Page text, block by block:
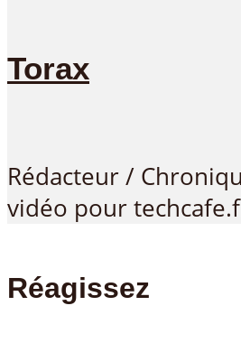
Torax
Rédacteur /
vidéo pour
Réagissez